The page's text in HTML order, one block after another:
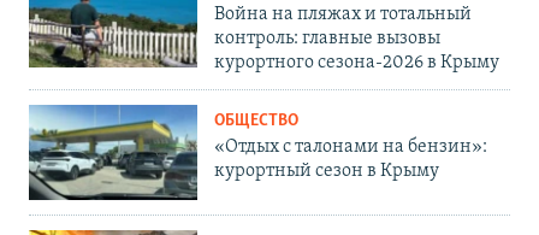
Война на пляжах и тотальный
контроль: главные вызовы
курортного сезона-2026 в Крыму
ОБЩЕСТВО
«Отдых с талонами на бензин»:
курортный сезон в Крыму